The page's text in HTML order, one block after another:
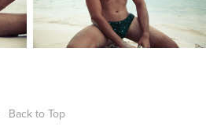
Back to Top